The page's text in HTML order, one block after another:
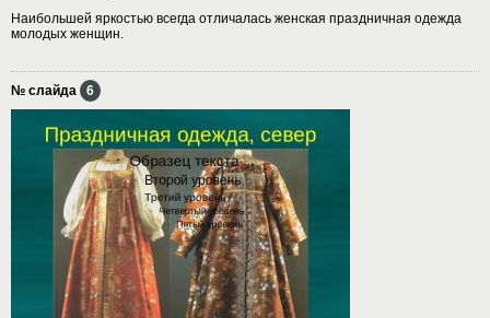
Наибольшей яркостью всегда отличалась женская праздничная одежда
молодых женщин.
№ слайда 6